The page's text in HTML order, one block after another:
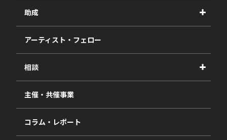
事業紹介
事業報告書
助成
2027年度
2026年度
2025年度
2024年度
2023年度
過去の採択一覧
アーティスト・フェロー
相談
視察・ヒアリング・研究
相談依頼フォーム
主催・共催事業
コラム・レポート